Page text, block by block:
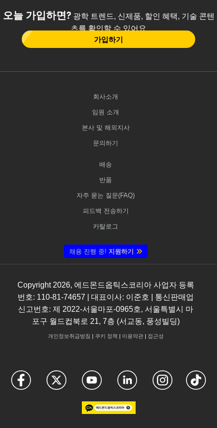
오늘 가입하면?광학 트렌드, 신제품, 할인 혜택, 기술 콘텐
츠를 확인할 수 있어요
가입하기
회사소개
임원 소개
본사 및 해외지사
문의하기
배송
반품
자주 묻는 질문(FAQ)
피드백 전송하기
카탈로그
채용 진행 중! 지원하기
Copyright 2026, 에드몬드옵틱스코리아 사업자 등록
번호: 110-81-74657 | 대표이사: 이준호 | 통신판매업
신고번호: 제 2022-서울마포-0965호, 서울특별시 마
포구 월드컵북로 21, 7층 (서교동, 풍성빌딩)
개인정보취급방침 | 쿠키 정책 | 이용약관| 접근성